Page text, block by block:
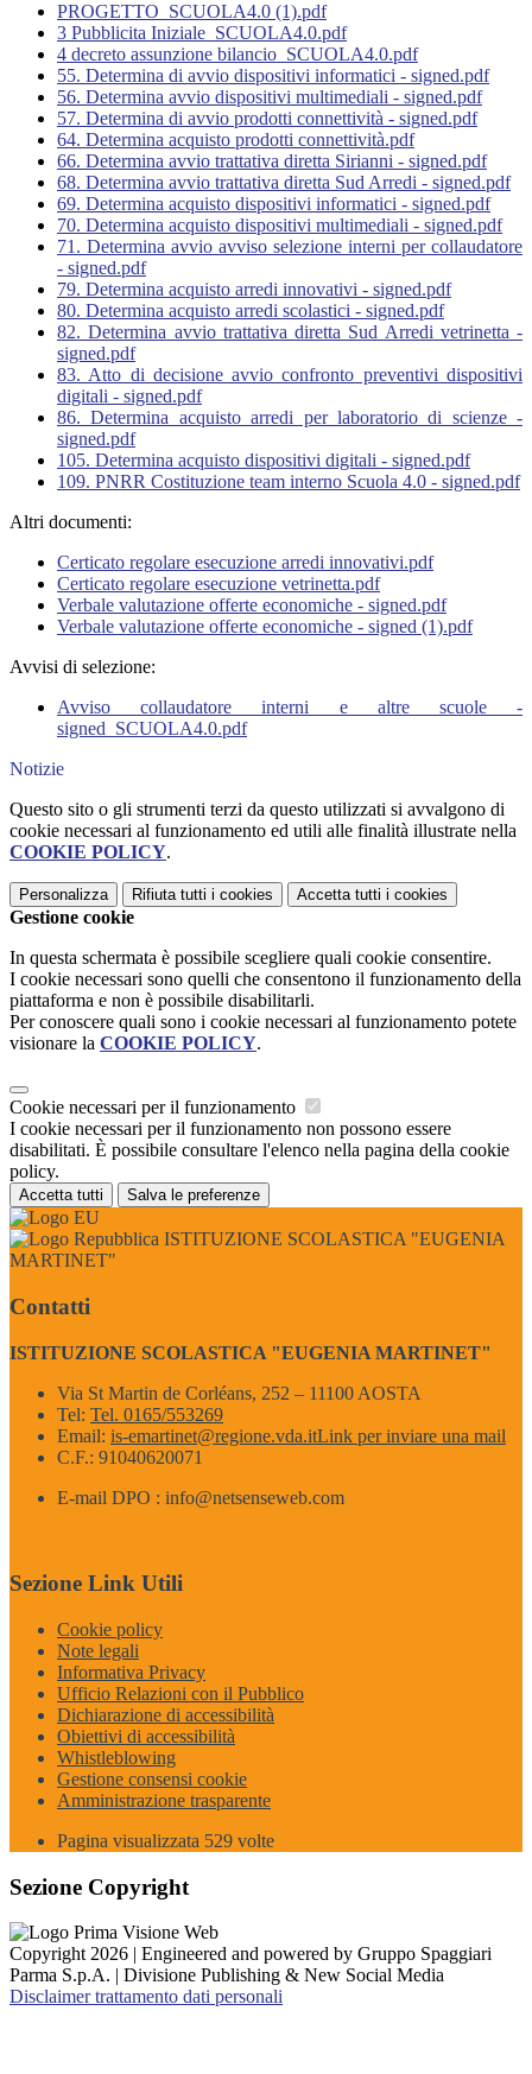
PROGETTO_SCUOLA4.0 (1).pdf
3 Pubblicita Iniziale_SCUOLA4.0.pdf
4 decreto assunzione bilancio_SCUOLA4.0.pdf
55. Determina di avvio dispositivi informatici - signed.pdf
56. Determina avvio dispositivi multimediali - signed.pdf
57. Determina di avvio prodotti connettività - signed.pdf
64. Determina acquisto prodotti connettività.pdf
66. Determina avvio trattativa diretta Sirianni - signed.pdf
68. Determina avvio trattativa diretta Sud Arredi - signed.pdf
69. Determina acquisto dispositivi informatici - signed.pdf
70. Determina acquisto dispositivi multimediali - signed.pdf
71. Determina avvio avviso selezione interni per collaudatore
- signed.pdf
79. Determina acquisto arredi innovativi - signed.pdf
80. Determina acquisto arredi scolastici - signed.pdf
82. Determina avvio trattativa diretta Sud Arredi vetrinetta -
signed.pdf
83. Atto di decisione avvio confronto preventivi dispositivi
digitali - signed.pdf
86. Determina acquisto arredi per laboratorio di scienze -
signed.pdf
105. Determina acquisto dispositivi digitali - signed.pdf
109. PNRR Costituzione team interno Scuola 4.0 - signed.pdf
Altri documenti:
Certicato regolare esecuzione arredi innovativi.pdf
Certicato regolare esecuzione vetrinetta.pdf
Verbale valutazione offerte economiche - signed.pdf
Verbale valutazione offerte economiche - signed (1).pdf
Avvisi di selezione:
Avviso collaudatore interni e altre scuole -
signed_SCUOLA4.0.pdf
Notizie
Questo sito o gli strumenti terzi da questo utilizzati si avvalgono di
cookie necessari al funzionamento ed utili alle finalità illustrate nella
COOKIE POLICY.
Personalizza Rifiuta tutti i cookies Accetta tutti i cookies
Gestione cookie
In questa schermata è possibile scegliere quali cookie consentire.
I cookie necessari sono quelli che consentono il funzionamento della
piattaforma e non è possibile disabilitarli.
Per conoscere quali sono i cookie necessari al funzionamento potete
visionare la COOKIE POLICY.
Cookie necessari per il funzionamento
I cookie necessari per il funzionamento non possono essere
disabilitati. È possibile consultare l'elenco nella pagina della cookie
policy.
Accetta tutti Salva le preferenze
ISTITUZIONE SCOLASTICA "EUGENIA
MARTINET"
Contatti
ISTITUZIONE SCOLASTICA "EUGENIA MARTINET"
Via St Martin de Corléans, 252 – 11100 AOSTA
Tel: Tel. 0165/553269
Email: is-emartinet@regione.vda.itLink per inviare una mail
C.F.: 91040620071
E-mail DPO : info@netsenseweb.com
Sezione Link Utili
Cookie policy
Note legali
Informativa Privacy
Ufficio Relazioni con il Pubblico
Dichiarazione di accessibilità
Obiettivi di accessibilità
Whistleblowing
Gestione consensi cookie
Amministrazione trasparente
Pagina visualizzata 529 volte
Sezione Copyright
Copyright 2026 | Engineered and powered by Gruppo Spaggiari
Parma S.p.A. | Divisione Publishing & New Social Media
Disclaimer trattamento dati personali